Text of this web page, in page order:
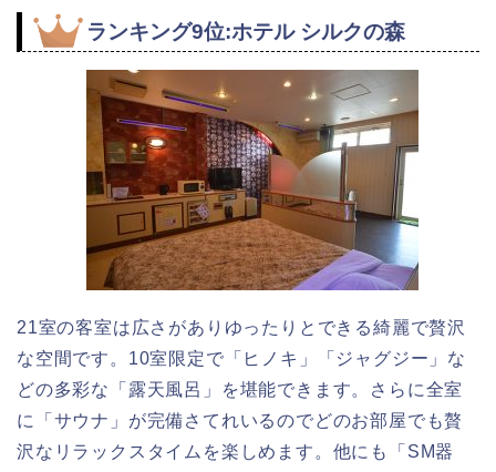
ランキング9位:ホテル シルクの森
21室の客室は広さがありゆったりとできる綺麗で贅沢
な空間です。10室限定で「ヒノキ」「ジャグジー」な
どの多彩な「露天風呂」を堪能できます。さらに全室
に「サウナ」が完備さてれいるのでどのお部屋でも贅
沢なリラックスタイムを楽しめます。他にも「SM器